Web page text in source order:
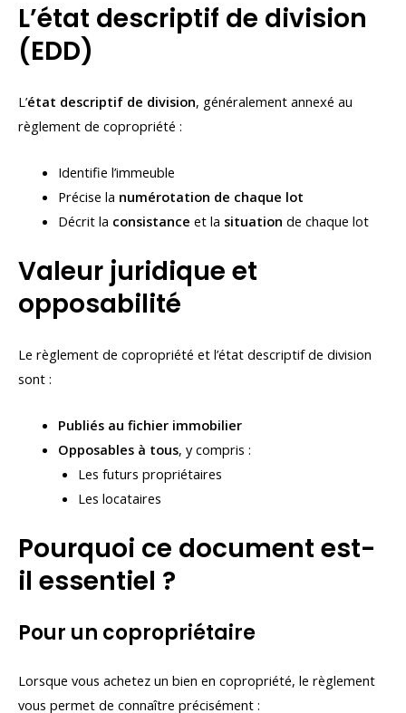
L’état descriptif de division
(EDD)
L’état descriptif de division, généralement annexé au
règlement de copropriété :
Identifie l’immeuble
Précise la numérotation de chaque lot
Décrit la consistance et la situation de chaque lot
Valeur juridique et
opposabilité
Le règlement de copropriété et l’état descriptif de division
sont :
Publiés au fichier immobilier
Opposables à tous, y compris :
Les futurs propriétaires
Les locataires
Pourquoi ce document est-
il essentiel ?
Pour un copropriétaire
Lorsque vous achetez un bien en copropriété, le règlement
vous permet de connaître précisément :